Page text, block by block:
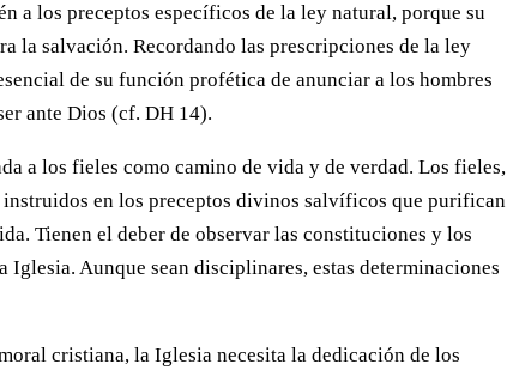
a los preceptos específicos de la ley natural, porque su
la salvación. Recordando las prescripciones de la ley
de su función profética de anunciar a los hombres
ante Dios (cf. DH 14).
a los fieles como camino de vida y de verdad. Los fieles,
en los preceptos divinos salvíficos que purifican
Tienen el deber de observar las constituciones y los
Aunque sean disciplinares, estas determinaciones
cristiana, la Iglesia necesita la dedicación de los